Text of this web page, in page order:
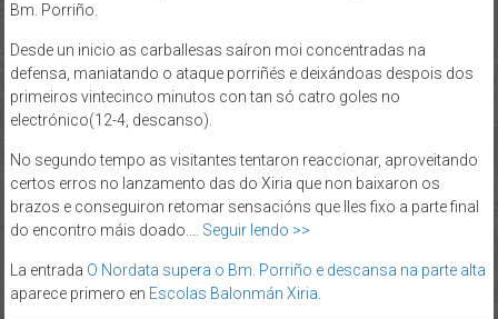
Bm. Porriño.
Desde un inicio as carballesas saíron moi concentradas na
defensa, maniatando o ataque porriñés e deixándoas despois dos
primeiros vintecinco minutos con tan só catro goles no
electrónico(12-4, descanso).
No segundo tempo as visitantes tentaron reaccionar, aproveitando
certos erros no lanzamento das do Xiria que non baixaron os
brazos e conseguiron retomar sensacións que lles fixo a parte final
do encontro máis doado.… Seguir lendo >>
La entrada O Nordata supera o Bm. Porriño e descansa na parte alta
aparece primero en Escolas Balonmán Xiria.